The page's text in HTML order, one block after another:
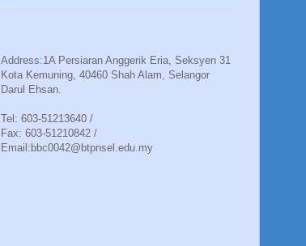
Address:1A Persiaran Anggerik Eria, Seksyen 31
Kota Kemuning, 40460 Shah Alam, Selangor
Darul Ehsan.
Tel: 603-51213640 /
Fax: 603-51210842 /
Email:bbc0042@btpnsel.edu.my